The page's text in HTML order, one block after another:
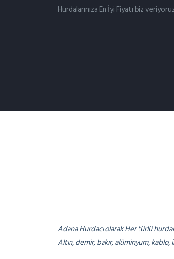
Hurdalarınıza En İyi Fiyatı biz
Adana Hurdacı olarak Her türlü
Altın, demir, bakır, alüminyum,